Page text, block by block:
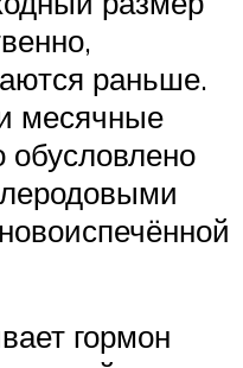
раньше.
месячные
обусловлено
гормон